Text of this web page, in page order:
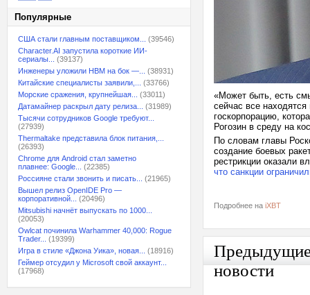
Популярные
США стали главным поставщиком...
(39546)
Character.AI запустила короткие ИИ-
сериалы...
(39137)
Инженеры уложили HBM на бок —...
(38931)
Китайские специалисты заявили,...
(33766)
Морские сражения, крупнейшая...
(33011)
Датамайнер раскрыл дату релиза...
(31989)
Тысячи сотрудников Google требуют...
(27939)
Thermaltake представила блок питания,...
(26393)
Chrome для Android стал заметно
плавнее: Google...
(22385)
Россияне стали звонить и писать...
(21965)
Вышел релиз OpenIDE Pro —
корпоративной...
(20496)
Mitsubishi начнёт выпускать по 1000...
(20053)
Owlcat починила Warhammer 40,000: Rogue
Trader...
(19399)
Игра в стиле «Джона Уика», новая...
(18916)
Геймер отсудил у Microsoft свой аккаунт...
(17968)
«Может быть, есть
сейчас все
госкорпорацию,
Рогозин в среду на
По словам главы
создание боевых
рестрикции оказали
что санкции
Подробнее на iXBT
новости